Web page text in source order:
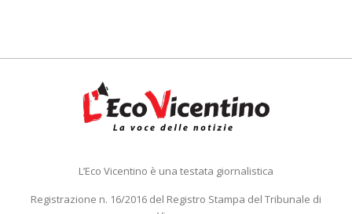
L’Eco Vicentino è una testata giornalistica
Registrazione n. 16/2016 del Registro Stampa del Tribunale di